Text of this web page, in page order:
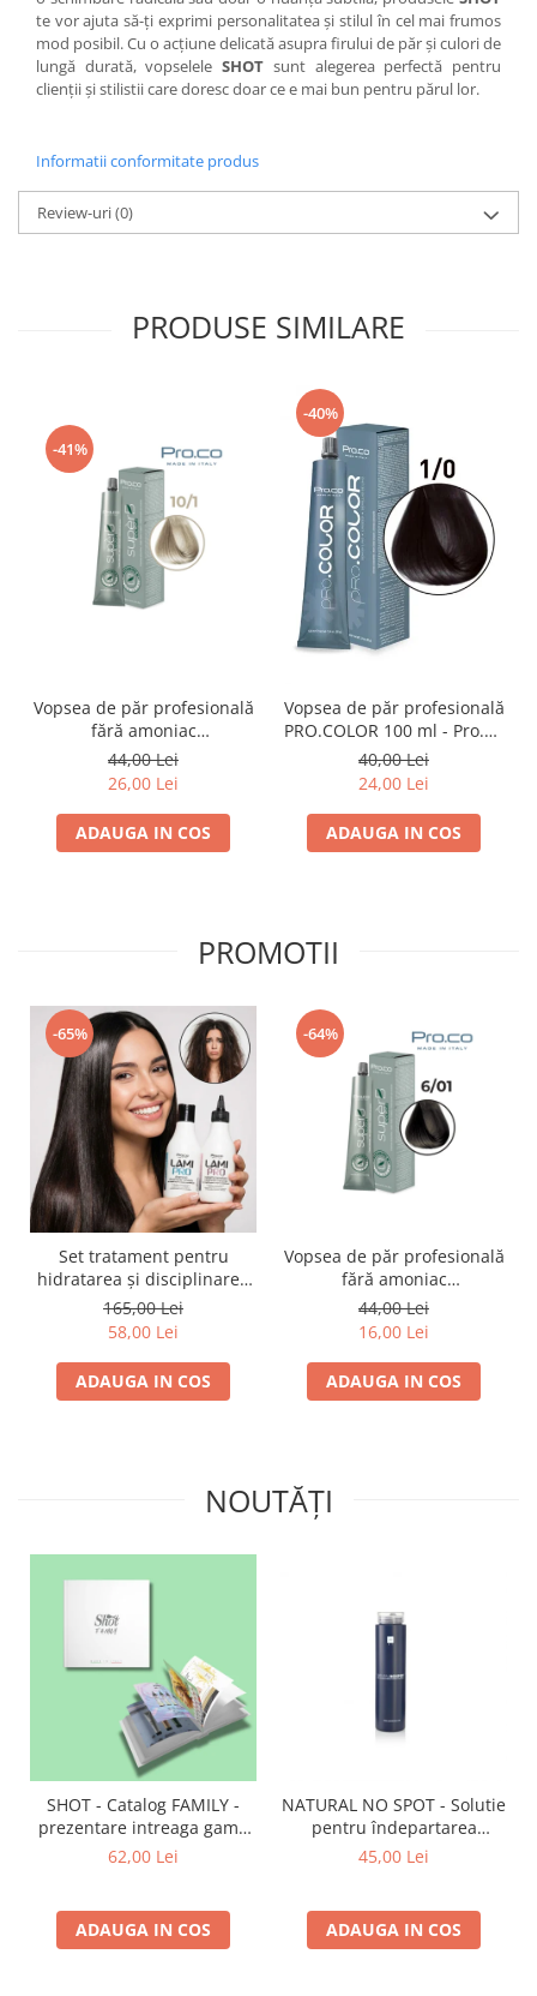
te vor ajuta să-ți exprimi personalitatea și stilul în cel mai frumos
mod posibil. Cu o acțiune delicată asupra firului de păr și culori de
lungă durată, vopseleleSHOT sunt alegerea perfectă pentru
clienții și stilistii care doresc doar ce e mai bun pentru părul lor.
Informatii conformitate produs
Review-uri(0)
PRODUSE SIMILARE
-41%
Vopsea de păr profesională
fără amoniac
SUPERB.COLOR 100 ml -
Pro.Co - 10/1 BLOND EXTRA
DESCHIS CENUSIU
44,00 Lei
26,00 Lei
ADAUGA IN COS
-40%
Vopsea de păr profesională
PRO.COLOR 100 ml - Pro.Co
- 1/0 NEGRU
40,00 Lei
24,00 Lei
ADAUGA IN COS
PROMOTII
-65%
Set tratament pentru
hidratarea și disciplinarea
parului LAMI PRO, Proco
(șampon + balsam 2x
250ml)
165,00 Lei
58,00 Lei
ADAUGA IN COS
-64%
Vopsea de păr profesională
fără amoniac
SUPERB.COLOR 100 ml -
Pro.Co - 6/01 BLOND INCHIS
CENUSIU
44,00 Lei
16,00 Lei
ADAUGA IN COS
NOUTĂȚI
SHOT - Catalog FAMILY -
prezentare intreaga gama
de produse
62,00 Lei
ADAUGA IN COS
NATURAL NO SPOT - Solutie
pentru îndepartarea
petelor de vopsea de pe
45,00 Lei
ADAUGA IN COS